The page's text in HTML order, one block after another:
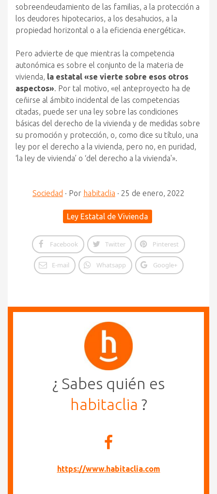
sobreendeudamiento de las familias, a la protección a
los deudores hipotecarios, a los desahucios, a la
propiedad horizontal o a la eficiencia energética».
Pero advierte de que mientras la competencia
autonómica es sobre el conjunto de la materia de
vivienda, la estatal «se vierte sobre esos otros
aspectos». Por tal motivo, «el anteproyecto ha de
ceñirse al ámbito incidental de las competencias
citadas, puede ser una ley sobre las condiciones
básicas del derecho de la vivienda y de medidas sobre
su promoción y protección, o, como dice su título, una
ley por el derecho a la vivienda, pero no, en puridad,
‘la ley de vivienda’ o ‘del derecho a la vivienda'».
Sociedad · Por habitaclia · 25 de enero, 2022
Ley Estatal de Vivienda
Facebook Twitter Pinterest
E-mail Whatsapp Google+
¿ Sabes quién es
habitaclia ?
https://www.habitaclia.com